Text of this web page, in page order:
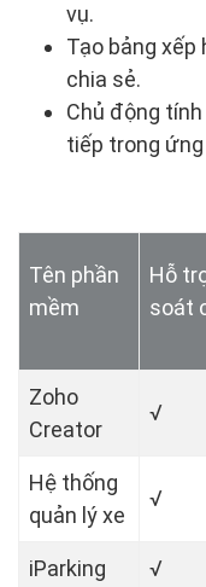
vụ.
Tạo bảng
chia sẻ.
Chủ động
tiếp trong ứng
Tên phần
mềm
Hỗ
soát
Zoho
Creator
√
Hệ thống
quản lý xe
√
iParking √